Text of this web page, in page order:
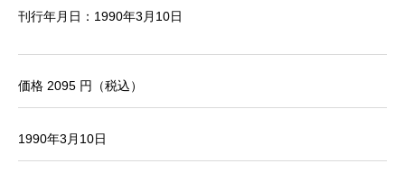
刊行年月日：1990年3月10日
価格 2095 円（税込）
1990年3月10日